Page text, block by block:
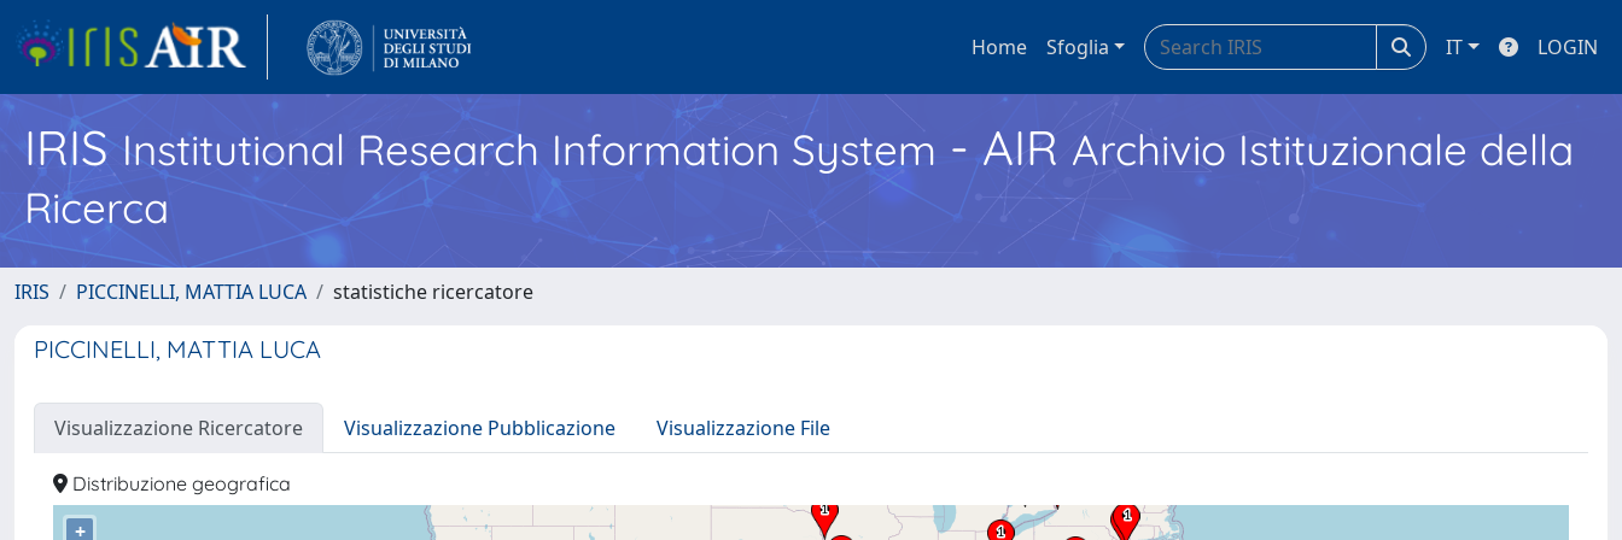
Home Sfoglia IT LOGIN
IRISInstitutional Research Information System - AIR Archivio Istituzionale della
Ricerca
IRIS PICCINELLI, MATTIA LUCA statistiche ricercatore
PICCINELLI, MATTIA LUCA
Visualizzazione Ricercatore Visualizzazione Pubblicazione Visualizzazione File
Distribuzione geografica
+